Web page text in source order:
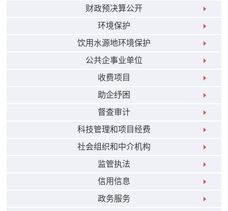
财政预决算公开
环境保护
饮用水源地环境保护
公共企事业单位
收费项目
助企纾困
督查审计
科技管理和项目经费
社会组织和中介机构
监管执法
信用信息
政务服务